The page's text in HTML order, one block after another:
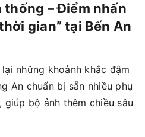
– Điểm nhấn
gian” tại Bến An
những khoảnh khắc đậm
An chuẩn bị sẵn nhiều phụ
bộ ảnh thêm chiều sâu